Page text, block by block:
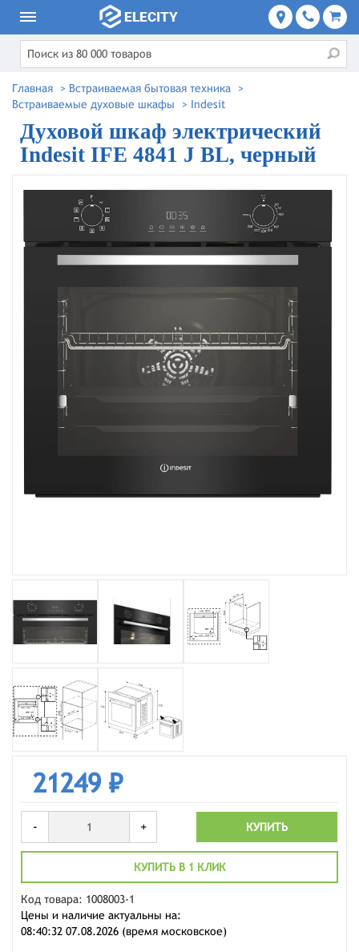
Главная > Встраиваемая бытовая техника
>
Встраиваемые духовые шкафы
> Indesit
Духовой шкаф электрический
Indesit IFE 4841 J BL, черный
21249 ₽
- + КУПИТЬ
КУПИТЬ В 1 КЛИК
Код товара: 1008003-1
Цены и наличие актуальны на:
08:40:32 07.08.2026 (время московское)